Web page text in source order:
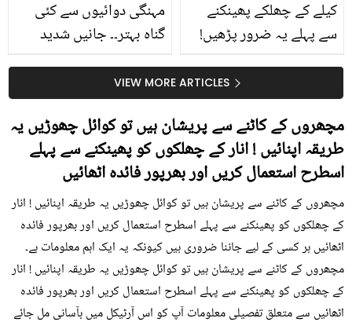
مہنگی دوائیوں سے کئی
گناہ بہتر۔۔ جانیں شدید
کیوں کھانا چاہیے؟
کیلے کے چھلکے پھینکنے
سے پہلے یہ ضرور پڑھیں!
سستا اور قدرتی حلVIEW MORE ARTICLES
مچھروں کے کاٹنے سے پریشان ہیں تو کوائل چھوڑیں یہ
طریقہ اپنائیں ! انار کے چھلکوں کو پھینکنے سے پہلے
اسطرح استعمال کریں اور بھرپور فائدہ اٹھائیں
مچھروں کے کاٹنے سے پریشان ہیں تو کوائل چھوڑیں یہ طریقہ اپنائیں ! انار
کے چھلکوں کو پھینکنے سے پہلے اسطرح استعمال کریں اور بھرپور فائدہ
اٹھائیں ہر کسی کے لیے جاننا ضروری ہیں کیونکہ یہ ایک اہم معلومات ہے۔
مچھروں کے کاٹنے سے پریشان ہیں تو کوائل چھوڑیں یہ طریقہ اپنائیں ! انار
کے چھلکوں کو پھینکنے سے پہلے اسطرح استعمال کریں اور بھرپور فائدہ
اٹھائیں سے متعلق تفصیلی معلومات آپ کو اس آرٹیکل میں بآسانی مل جائے